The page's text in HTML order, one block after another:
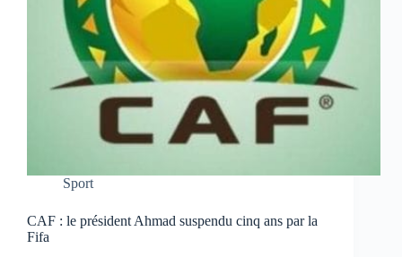
Sport
CAF : le président Ahmad suspendu cinq ans par la
Fifa